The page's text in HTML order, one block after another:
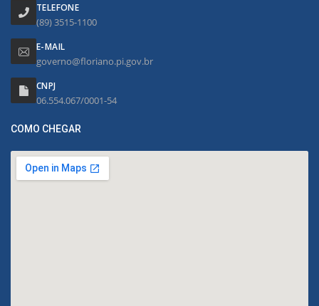
TELEFONE
(89) 3515-1100
E-MAIL
governo@floriano.pi.gov.br
CNPJ
06.554.067/0001-54
COMO CHEGAR